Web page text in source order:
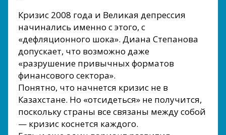
Кризис 2008 года и Великая депрессия
начинались именно с этого, с
«дефляционного шока». Диана Степанова
допускает, что возможно даже
«разрушение привычных форматов
финансового сектора».
Понятно, что начнется кризис не в
Казахстане. Но «отсидеться» не получится,
поскольку страны все связаны между собой
— кризис коснется каждого.